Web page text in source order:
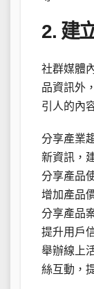
2. 建
社群媒體
品資訊外
引人的內
分享產業
新資訊，
分享產品
增加產品
分享產品
提升用戶
舉辦線上
絲互動，